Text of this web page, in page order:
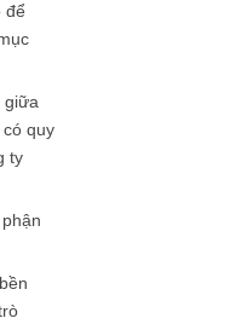
để
giữa
quy
ty